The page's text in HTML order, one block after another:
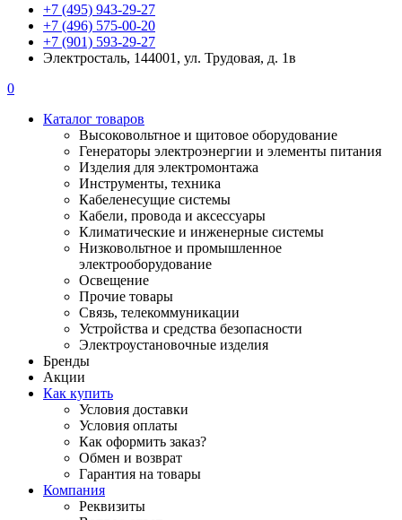
+7 (495) 943-29-27
+7 (496) 575-00-20
+7 (901) 593-29-27
Электросталь, 144001, ул. Трудовая, д. 1в
0
Каталог товаров
Высоковольтное и щитовое оборудование
Генераторы электроэнергии и элементы питания
Изделия для электромонтажа
Инструменты, техника
Кабеленесущие системы
Кабели, провода и аксессуары
Климатические и инженерные системы
Низковольтное и промышленное
электрооборудование
Освещение
Прочие товары
Связь, телекоммуникации
Устройства и средства безопасности
Электроустановочные изделия
Бренды
Акции
Как купить
Условия доставки
Условия оплаты
Как оформить заказ?
Обмен и возврат
Гарантия на товары
Компания
Реквизиты